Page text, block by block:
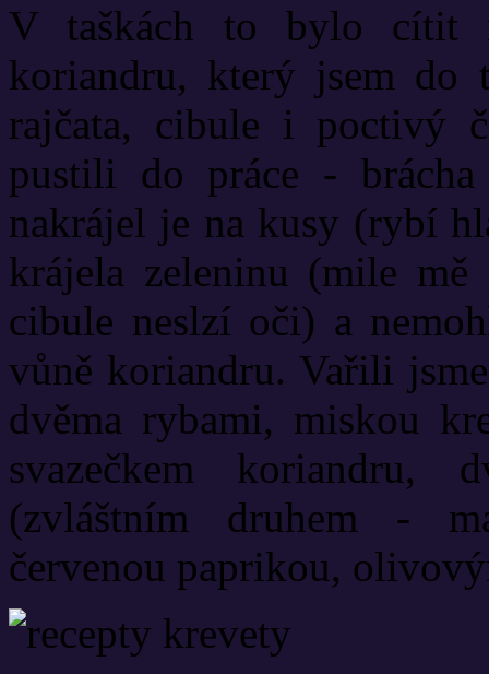
V taškách to bylo cítit
koriandru, který jsem do
rajčata, cibule i poctivý
pustili do práce -
nakrájel je na kusy (rybí
krájela zeleninu (mile
cibule neslzí oči) a
vůně koriandru. Vařili
dvěma rybami, miskou
svazečkem koriandru,
(zvláštním druhem -
červenou paprikou,